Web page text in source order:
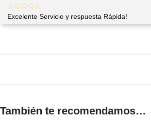
Excelente Servicio y respuesta Rápida!
También te recomendamos…